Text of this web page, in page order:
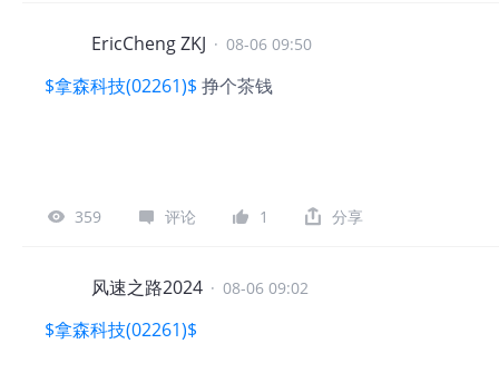
EricCheng ZKJ · 08-06 09:50
$拿森科技(02261)$ 挣个茶钱
359 评论 1 分享
风速之路2024 · 08-06 09:02
$拿森科技(02261)$